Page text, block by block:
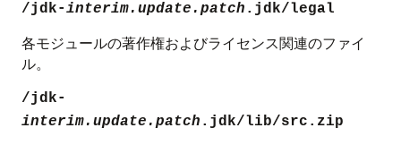
/jdk-interim.update.patch .jdk/legal
各モジュールの著作権およびライセンス関連のファイ
ル。
/jdk-
interim.update.patch .jdk/lib/src.zip